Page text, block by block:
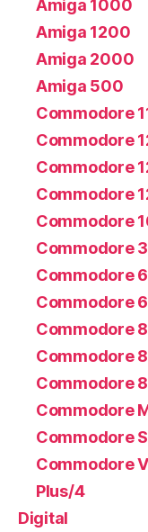
Amiga 1000
Amiga 1200
Amiga 2000
Amiga 500
Commodore
Commodore
Commodore
Commodore
Commodore
Commodore
Commodore
Commodore
Commodore
Commodore
Commodore
Commodore
Commodore
Commodore
Plus/4
Digital